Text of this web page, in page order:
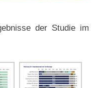
der Studie im